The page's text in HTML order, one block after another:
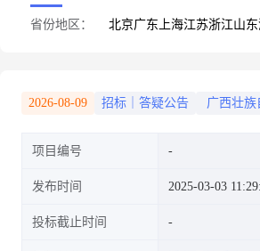
省份地区： 北京广东 上海江苏浙江山东
2026-08-09 招标｜答疑公告 广西壮族
项目编号
发布时间 2025-03-03
投标截止时间